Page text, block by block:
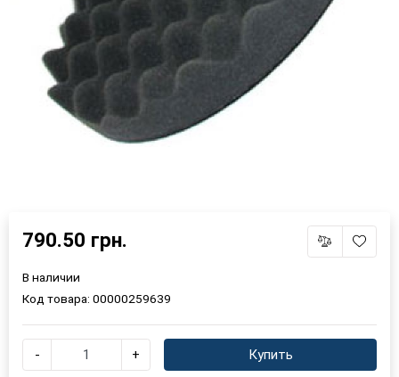
790.50 грн.
В наличии
Код товара: 00000259639
- + Купить